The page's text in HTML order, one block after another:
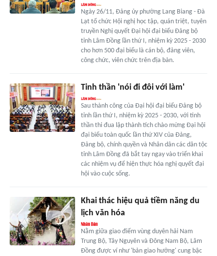
Ngày 26/11, Đảng ủy phường Lang Biang - Đà
Lạt tổ chức Hội nghị học tập, quán triệt, tuyên
truyền Nghị quyết Đại hội đại biểu Đảng bộ
tỉnh Lâm Đồng lần thứ I, nhiệm kỳ 2025 - 2030
cho hơn 500 đại biểu là cán bộ, đảng viên,
công chức, viên chức trên địa bàn.
Tinh thần 'nói đi đôi với làm'
Sau thành công của Đại hội đại biểu Đảng bộ
tỉnh lần thứ I, nhiệm kỳ 2025 - 2030, với tinh
thần thi đua lập thành tích chào mừng Đại hội
đại biểu toàn quốc lần thứ XIV của Đảng,
Đảng bộ, chính quyền và Nhân dân các dân tộc
tỉnh Lâm Đồng đã bắt tay ngay vào triển khai
các nhiệm vụ để hiện thực hóa nghị quyết đại
hội vào cuộc sống.
Khai thác hiệu quả tiềm năng du
lịch văn hóa
Nằm giữa giao điểm vùng duyên hải Nam
Trung Bộ, Tây Nguyên và Đông Nam Bộ, Lâm
Đồng được ví như 'bản giao hưởng' cung bậc